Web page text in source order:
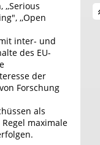
,,Serious
,,Open
inter- und
des EU-
der
Forschung
als
maximale